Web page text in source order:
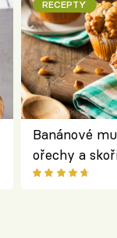
RECEPTY
Banánové
ořechy a